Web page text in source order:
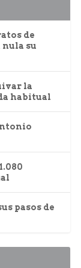
de
su
la
habitual
pasos de